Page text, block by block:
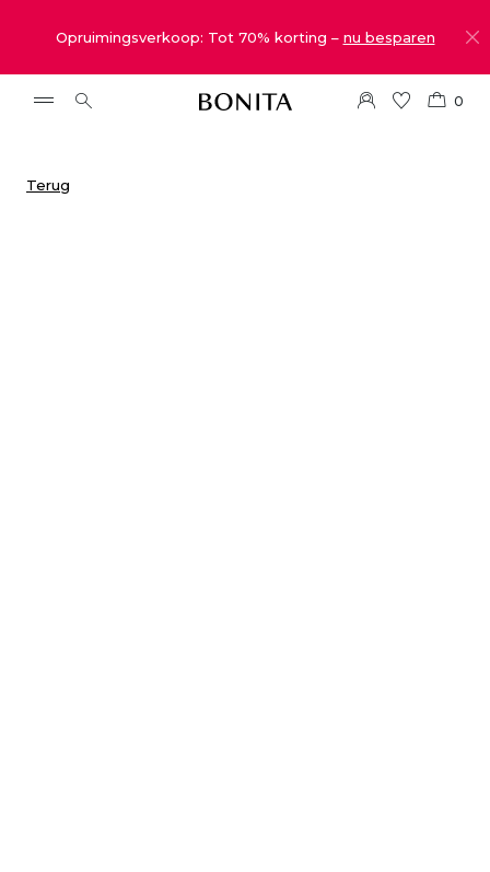
Opruimingsverkoop: Tot 70% korting – nu besparen
0
Terug